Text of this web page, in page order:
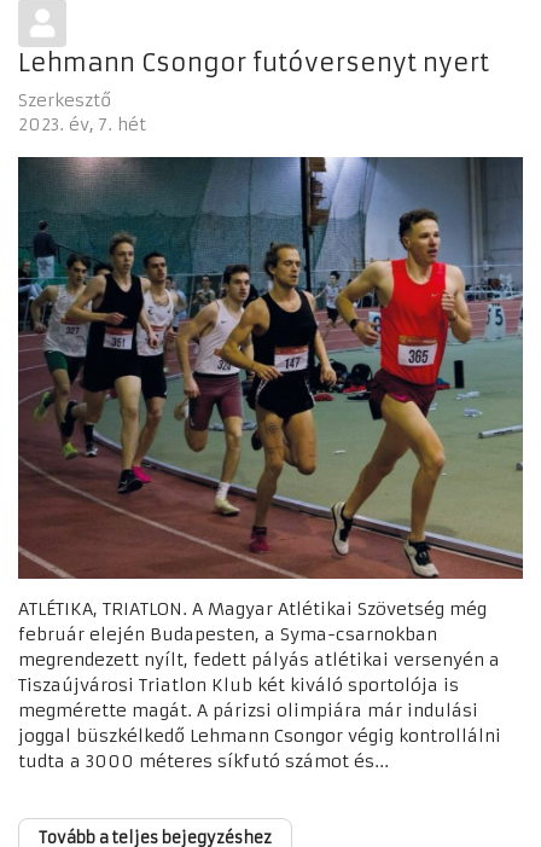
Lehmann Csongor futóversenyt nyert
Szerkesztő
2023. év 7. hét
ATLÉTIKA, TRIATLON. A Magyar Atlétikai Szövetség még
február elején Budapesten, a Syma-csarnokban
megrendezett nyílt, fedett pályás atlétikai versenyén a
Tiszaújvárosi Triatlon Klub két kiváló sportolója is
megmérette magát. A párizsi olimpiára már indulási
joggal büszkélkedő Lehmann Csongor végig kontrollálni
tudta a 3000 méteres síkfutó számot és...
Tovább a teljes bejegyzéshez